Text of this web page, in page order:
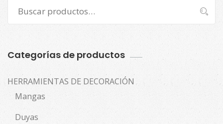
por:
Buscar
Categorías de productos
HERRAMIENTAS DE DECORACIÓN
Mangas
Duyas